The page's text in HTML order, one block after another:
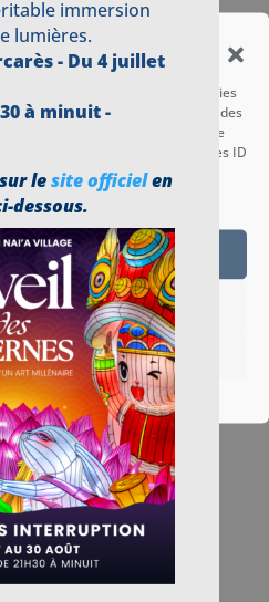
aux
nous utilisons des technologies
et/ou accéder aux informations des
technologies nous permettra de
comportement de navigation ou les ID
consentir ou de retirer son
négatif sur certaines
préférences
confidentialité
un réveillon
en profitant
Packs
avec
inclus
vous proposons
pour faire la
de la nuit et
du passage à
uniquement
Transformiste
– 2 nuits – du
01/2025 – 360 €
Hélios
immersion
lumières.
- Du 4 juillet
à minuit -
lesite officielen
dessous.